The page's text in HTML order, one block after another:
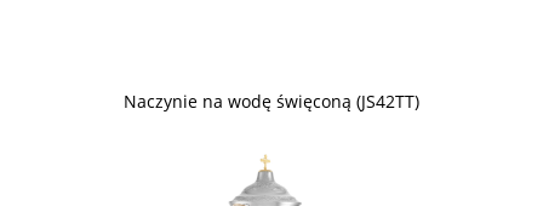
Naczynie na wodę święconą (JS42TT)